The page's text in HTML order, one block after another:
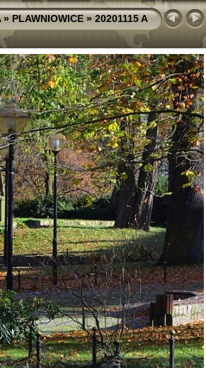
»PLAWNIOWICE»20201115 A